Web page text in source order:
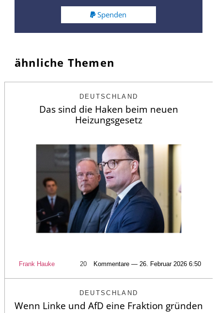
Spenden
ähnliche Themen
DEUTSCHLAND
Das sind die Haken beim neuen
Heizungsgesetz
Frank Hauke 20 Kommentare — 26. Februar 2026 6:50
DEUTSCHLAND
Wenn Linke und AfD eine Fraktion gründen